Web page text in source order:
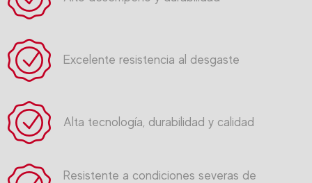
Excelente resistencia al desgaste
Alta tecnología, durabilidad y calidad
Resistente a condiciones severas de